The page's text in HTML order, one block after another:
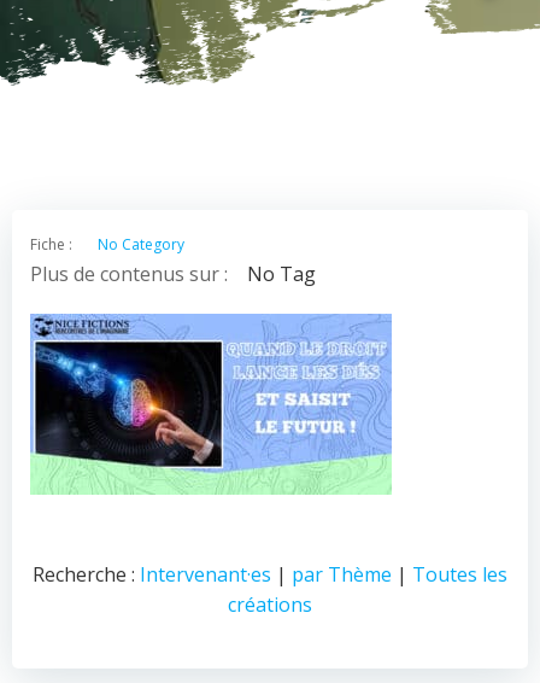
Fiche : No Category
Plus de contenus sur : No Tag
Recherche : Intervenant·es | par Thème | Toutes les
créations